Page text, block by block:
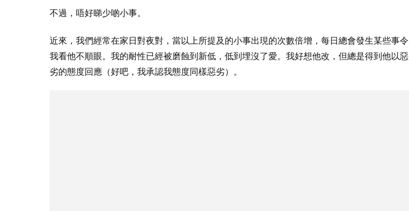
不過，唔好睇少啲小事。
近來，我們經常在家日對夜對，當以上所提及的小事出現的次數倍增，每日總會發生某些事令
我看他不順眼。我的耐性已經被磨蝕到新低，低到埋沒了愛。我好想他改，但總是得到他以惡
劣的態度回應（好吧，我承認我態度同樣惡劣）。